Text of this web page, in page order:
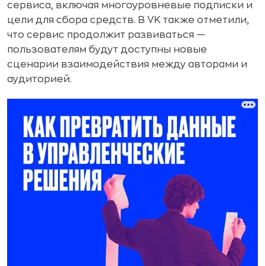
сервиса, включая многоуровневые подписки и
цели для сбора средств. В VK также отметили,
что сервис продолжит развиваться —
пользователям будут доступны новые
сценарии взаимодействия между авторами и
аудиторией.